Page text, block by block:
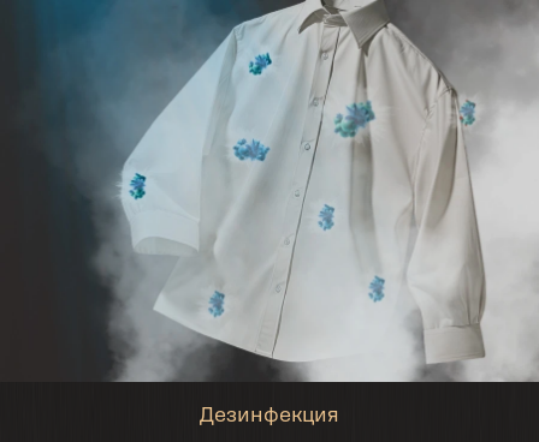
Дезинфекция